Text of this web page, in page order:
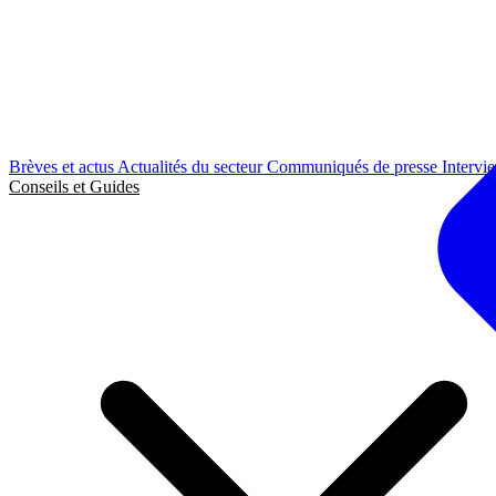
Brèves et actus Actualités du secteurCommuniqués de presse
Conseils et Guides